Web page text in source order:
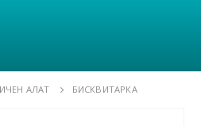
АЛАТ БИСКВИТАРКА